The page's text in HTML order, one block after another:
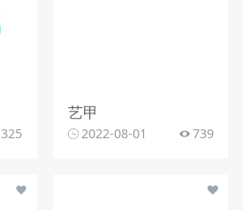
325
艺甲
2022-08-01 739